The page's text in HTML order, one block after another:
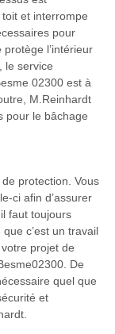
et interrompe
pour
l’intérieur
le service
02300 est à
M.Reinhardt
pour le bâchage
protection. Vous
ci afin d’assurer
faut toujours
c’est un travail
projet de
De
quel que
et